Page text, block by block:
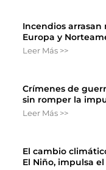
Incendios
Europa y
Leer Más >>
Crímenes de
sin romper la
Leer Más >>
El cambio
El Niño, impulsa